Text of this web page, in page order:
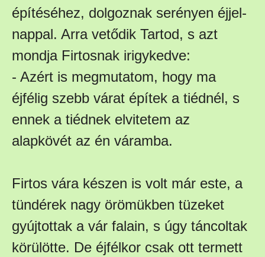
építéséhez, dolgoznak serényen éjjel-
nappal. Arra vetődik Tartod, s azt
mondja Firtosnak irigykedve:
- Azért is megmutatom, hogy ma
éjfélig szebb várat építek a tiédnél, s
ennek a tiédnek elvitetem az
alapkövét az én váramba.
Firtos vára készen is volt már este, a
tündérek nagy örömükben tüzeket
gyújtottak a vár falain, s úgy táncoltak
körülötte. De éjfélkor csak ott termett